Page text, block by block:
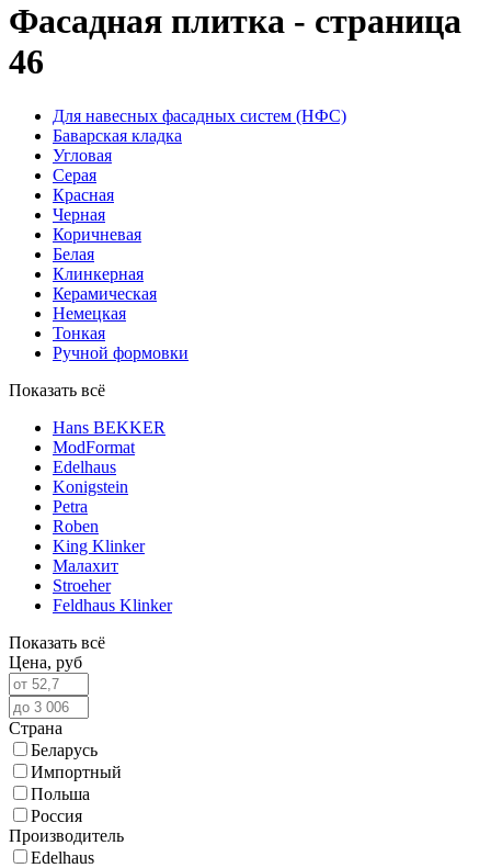
Фасадная плитка - страница
46
Для навесных фасадных систем (НФС)
Баварская кладка
Угловая
Серая
Красная
Черная
Коричневая
Белая
Клинкерная
Керамическая
Немецкая
Тонкая
Ручной формовки
Показать всё
Hans BEKKER
ModFormat
Edelhaus
Konigstein
Petra
Roben
King Klinker
Малахит
Stroeher
Feldhaus Klinker
Показать всё
Цена, руб
Страна
Беларусь
Импортный
Польша
Россия
Производитель
Edelhaus